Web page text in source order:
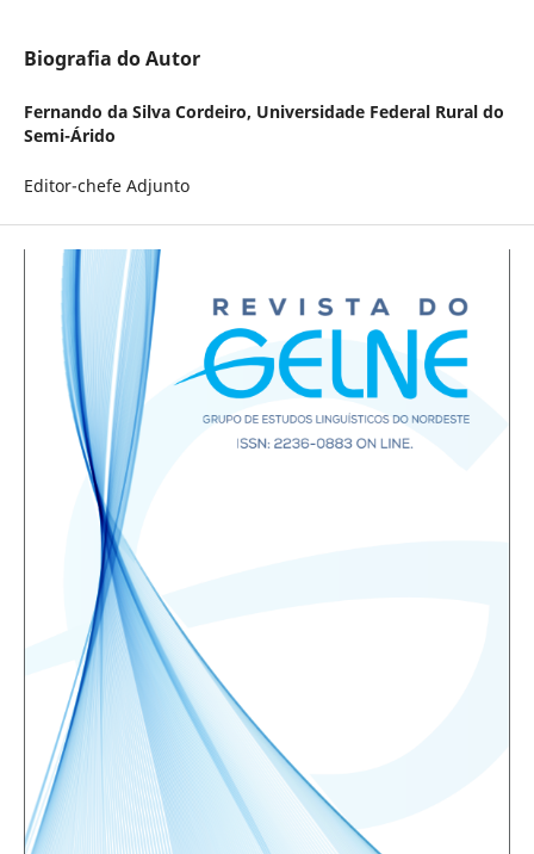
Biografia do Autor
Fernando da Silva Cordeiro, Universidade Federal Rural do
Semi-Árido
Editor-chefe Adjunto